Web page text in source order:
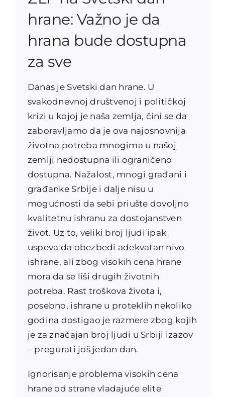
hrane: Važno je da
hrana bude dostupna
za sve
Danas je Svetski dan hrane. U
svakodnevnoj društvenoj i političkoj
krizi u kojoj je naša zemlja, čini se da
zaboravljamo da je ova najosnovnija
životna potreba mnogima u našoj
zemlji nedostupna ili ograničeno
dostupna. Nažalost, mnogi građani i
građanke Srbije i dalje nisu u
mogućnosti da sebi priušte dovoljno
kvalitetnu ishranu za dostojanstven
život. Uz to, veliki broj ljudi ipak
uspeva da obezbedi adekvatan nivo
ishrane, ali zbog visokih cena hrane
mora da se liši drugih životnih
potreba. Rast troškova života i,
posebno, ishrane u proteklih nekoliko
godina dostigao je razmere zbog kojih
je za značajan broj ljudi u Srbiji izazov
– pregurati još jedan dan.
Ignorisanje problema visokih cena
hrane od strane vladajuće elite